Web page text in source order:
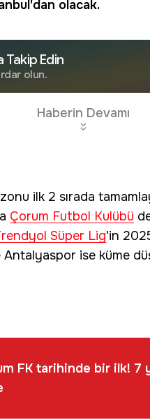
olacak.
Edin
olun.
Haberin Devamı
ilk 2 sırada
Çorum Futbol Kulübü
Süper Lig'in
ise küme
FK tarihinde bir ilk! 7